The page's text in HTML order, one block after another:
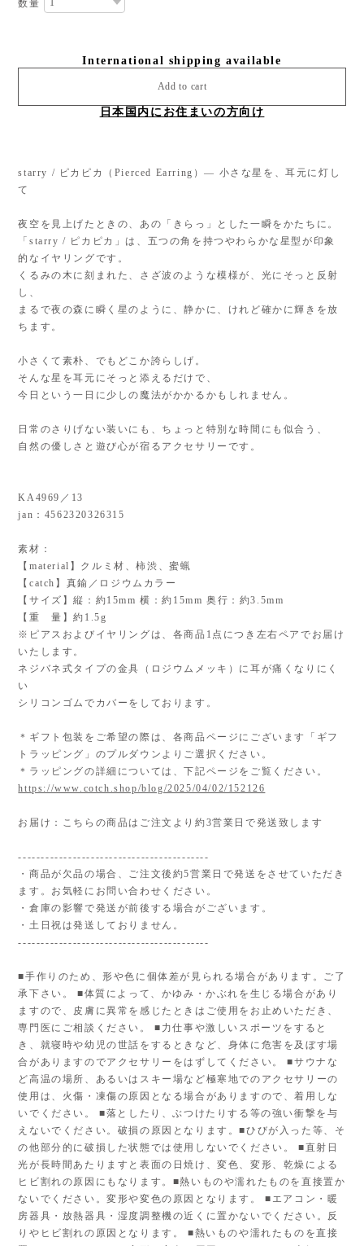
数量
International shipping available
Add to cart
日本国内にお住まいの方向け
starry / ピカピカ（Pierced Earring）— 小さな星を、耳元に灯し
て
夜空を見上げたときの、あの「きらっ」とした一瞬をかたちに。
「starry / ピカピカ」は、五つの角を持つやわらかな星型が印象
的なイヤリングです。
くるみの木に刻まれた、さざ波のような模様が、光にそっと反射
し、
まるで夜の森に瞬く星のように、静かに、けれど確かに輝きを放
ちます。
小さくて素朴、でもどこか誇らしげ。
そんな星を耳元にそっと添えるだけで、
今日という一日に少しの魔法がかかるかもしれません。
日常のさりげない装いにも、ちょっと特別な時間にも似合う、
自然の優しさと遊び心が宿るアクセサリーです。
KA4969／13
jan：4562320326315
素材：
【material】クルミ材、柿渋、蜜蝋
【catch】真鍮／ロジウムカラー
【サイズ】縦：約15mm 横：約15mm 奥行：約3.5mm
【重 量】約1.5g
※ピアスおよびイヤリングは、各商品1点につき左右ペアでお届け
いたします。
ネジバネ式タイプの金具（ロジウムメッキ）に耳が痛くなりにく
い
シリコンゴムでカバーをしております。
＊ギフト包装をご希望の際は、各商品ページにございます「ギフ
トラッピング」のプルダウンよりご選択ください。
＊ラッピングの詳細については、下記ページをご覧ください。
https://www.cotch.shop/blog/2025/04/02/152126
お届け：こちらの商品はご注文より約3営業日で発送致します
------------------------------------------
・商品が欠品の場合、ご注文後約5営業日で発送をさせていただき
ます。お気軽にお問い合わせください。
・倉庫の影響で発送が前後する場合がございます。
・土日祝は発送しておりません。
------------------------------------------
■手作りのため、形や色に個体差が見られる場合があります。ご了
承下さい。 ■体質によって、かゆみ・かぶれを生じる場合があり
ますので、皮膚に異常を感じたときはご使用をお止めいただき、
専門医にご相談ください。 ■力仕事や激しいスポーツをすると
き、就寝時や幼児の世話をするときなど、身体に危害を及ぼす場
合がありますのでアクセサリーをはずしてください。 ■サウナな
ど高温の場所、あるいはスキー場など極寒地でのアクセサリーの
使用は、火傷・凍傷の原因となる場合がありますので、着用しな
いでください。 ■落としたり、ぶつけたりする等の強い衝撃を与
えないでください。破損の原因となります。■ひびが入った等、そ
の他部分的に破損した状態では使用しないでください。 ■直射日
光が長時間あたりますと表面の日焼け、変色、変形、乾燥による
ヒビ割れの原因にもなります。■熱いものや濡れたものを直接置か
ないでください。変形や変色の原因となります。 ■エアコン・暖
房器具・放熱器具・湿度調整機の近くに置かないでください。反
りやヒビ割れの原因となります。 ■熱いものや濡れたものを直接